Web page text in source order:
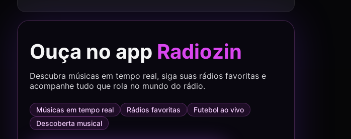
Ouça no app Radiozin
Descubra músicas em tempo real, siga suas rádios favoritas e
acompanhe tudo que rola no mundo do rádio.
Músicas em tempo real Rádios favoritas
Futebol ao vivo
Descoberta musical